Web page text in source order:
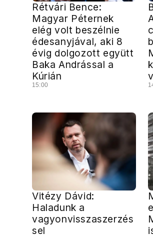
Rétvári Bence:
Magyar Péternek
elég volt beszélnie
édesanyjával, aki 8
évig dolgozott együtt
Baka Andrással a
Kúrián
15:00
Vitézy Dávid:
Haladunk a
vagyonvisszaszerzés
sel